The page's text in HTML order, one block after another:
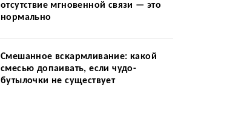
отсутствие мгновенной связи — это
нормально
Смешанное вскармливание: какой
смесью допаивать, если чудо-
бутылочки не существует